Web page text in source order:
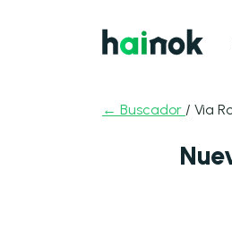
← Buscador / Via